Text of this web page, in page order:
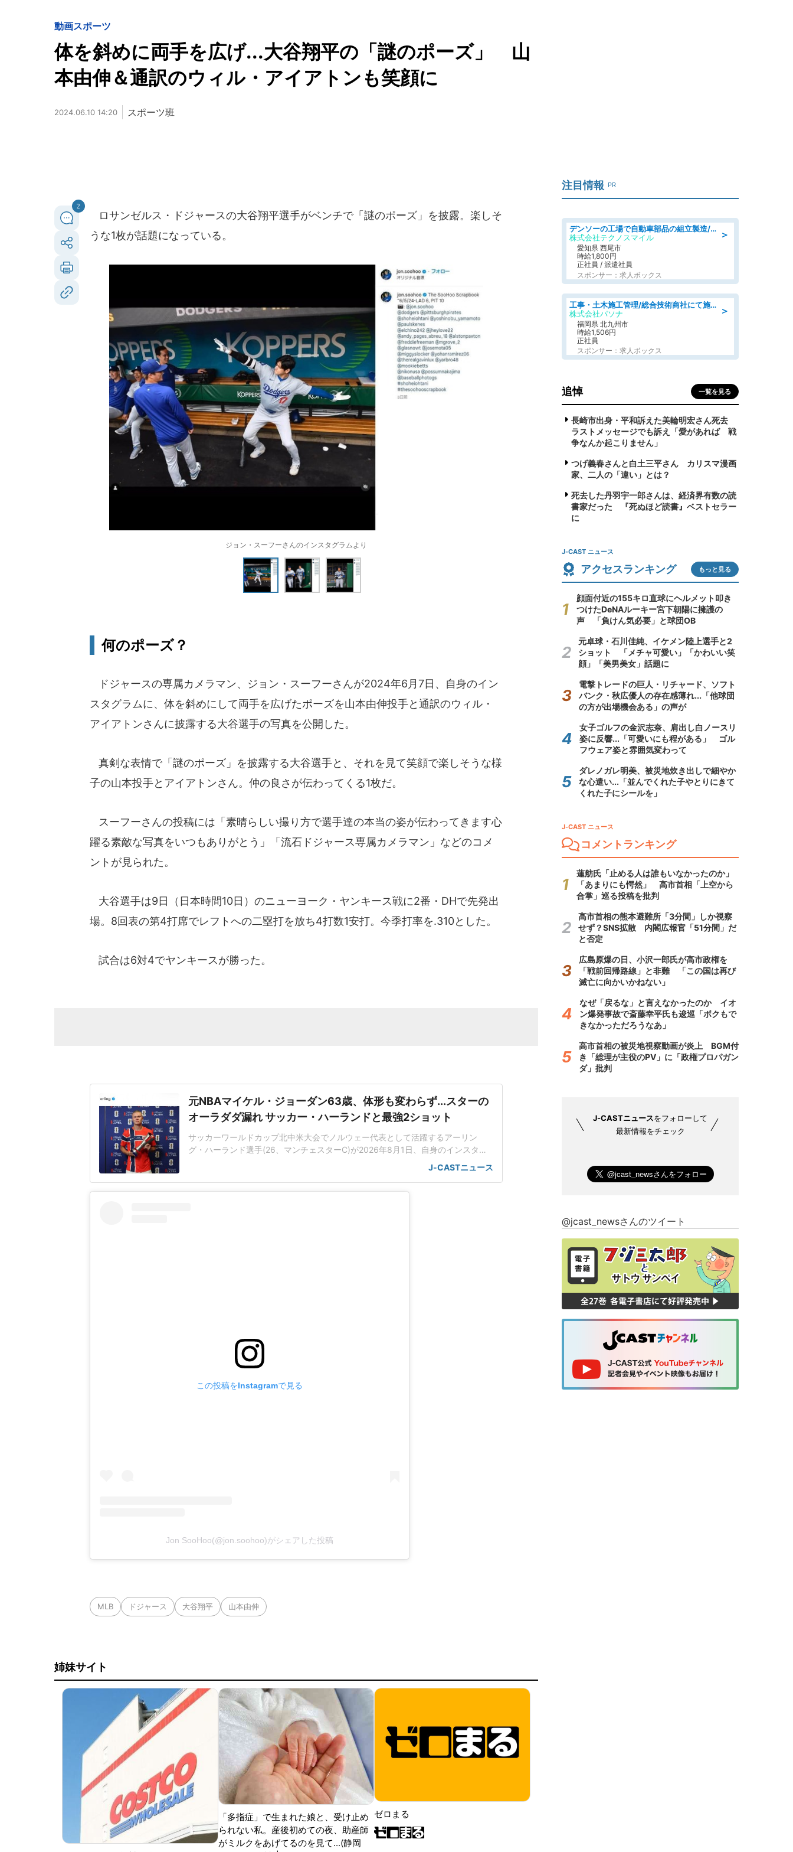
動画スポーツ
体を斜めに両手を広げ...大谷翔平の「謎のポーズ」 山
本由伸＆通訳のウィル・アイアトンも笑顔に
2024.06.10 14:20 スポーツ班
2
ロサンゼルス・ドジャースの大谷翔平選手がベンチで「謎のポーズ」を披露。楽しそ
うな1枚が話題になっている。
ジョン・スーフーさんのインスタグラムより
何のポーズ？
ドジャースの専属カメラマン、ジョン・スーフーさんが2024年6月7日、自身のイン
スタグラムに、体を斜めにして両手を広げたポーズを山本由伸投手と通訳のウィル・
アイアトンさんに披露する大谷選手の写真を公開した。
真剣な表情で「謎のポーズ」を披露する大谷選手と、それを見て笑顔で楽しそうな様
子の山本投手とアイアトンさん。仲の良さが伝わってくる1枚だ。
スーフーさんの投稿には「素晴らしい撮り方で選手達の本当の姿が伝わってきます心
躍る素敵な写真をいつもありがとう」「流石ドジャース専属カメラマン」などのコメ
ントが見られた。
大谷選手は9日（日本時間10日）のニューヨーク・ヤンキース戦に2番・DHで先発出
場。8回表の第4打席でレフトへの二塁打を放ち4打数1安打。今季打率を.310とした。
試合は6対4でヤンキースが勝った。
元NBAマイケル・ジョーダン63歳、体形も変わらず...スターの
オーラダダ漏れ サッカー・ハーランドと最強2ショット
サッカーワールドカップ北中米大会でノルウェー代表として活躍するアーリン
グ・ハーランド選手(26、マンチェスターC)が2026年8月1日、自身のインスタグ
ラムを更新。NBAのレジェンド選手マイケル・ジョーダンさん(63)との肩組みシ
ョットを披露した。ハーランド&ジョーダンの肩組みショットハーランド選手は、
J-CASTニュース
この投稿をInstagramで見る
Jon SooHoo(@jon.soohoo)がシェアした投稿
MLB ドジャース 大谷翔平 山本由伸
姉妹サイト
「多指症」で生まれた娘と、受け止め
られない私。産後初めての夜、助産師
がミルクをあげてるのを見て...(静岡
ゼロまる
注目情報 PR
＞
デンソーの工場で自動車部品の組立製造/denso aichi
株式会社テクノスマイル
愛知県 西尾市
時給1,800円
正社員 / 派遣社員
スポンサー：求人ボックス
＞
工事・土木施工管理/総合技術商社にて施工管理のお仕事/即日勤務可/車通勤可/工事・土木施工管理/生産・品質管理
株式会社パソナ
福岡県 北九州市
時給1,506円
正社員
スポンサー：求人ボックス
追悼 一覧を見る
長崎市出身・平和訴えた美輪明宏さん死去
ラストメッセージでも訴え「愛があれば 戦
争なんか起こりません」
つげ義春さんと白土三平さん カリスマ漫画
家、二人の「違い」とは？
死去した丹羽宇一郎さんは、経済界有数の読
書家だった 『死ぬほど読書』ベストセラー
に
J-CAST ニュース
アクセスランキング もっと見る
顔面付近の155キロ直球にヘルメット叩き
つけたDeNAルーキー宮下朝陽に擁護の
声 「負けん気必要」と球団OB
元卓球・石川佳純、イケメン陸上選手と2
ショット 「メチャ可愛い」「かわいい笑
顔」「美男美女」話題に
電撃トレードの巨人・リチャード、ソフト
バンク・秋広優人の存在感薄れ...「他球団
の方が出場機会ある」の声が
女子ゴルフの金沢志奈、肩出し白ノースリ
姿に反響...「可愛いにも程がある」 ゴル
フウェア姿と雰囲気変わって
ダレノガレ明美、被災地炊き出しで細やか
な心遣い...「並んでくれた子やとりにきて
くれた子にシールを」
J-CAST ニュース
コメントランキング
蓮舫氏「止める人は誰もいなかったのか」
「あまりにも愕然」 高市首相「上空から
合掌」巡る投稿を批判
高市首相の熊本避難所「3分間」しか視察
せず？SNS拡散 内閣広報官「51分間」だ
と否定
広島原爆の日、小沢一郎氏が高市政権を
「戦前回帰路線」と非難 「この国は再び
滅亡に向かいかねない」
なぜ「戻るな」と言えなかったのか イオ
ン爆発事故で斎藤幸平氏も逡巡「ボクもで
きなかっただろうなあ」
高市首相の被災地視察動画が炎上 BGM付
き「総理が主役のPV」に「政権プロパガン
ダ」批判
J-CASTニュースをフォローして
最新情報をチェック
@jcast_newsさんのツイート